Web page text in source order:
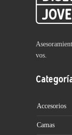
vos.
Accesorios
Camas